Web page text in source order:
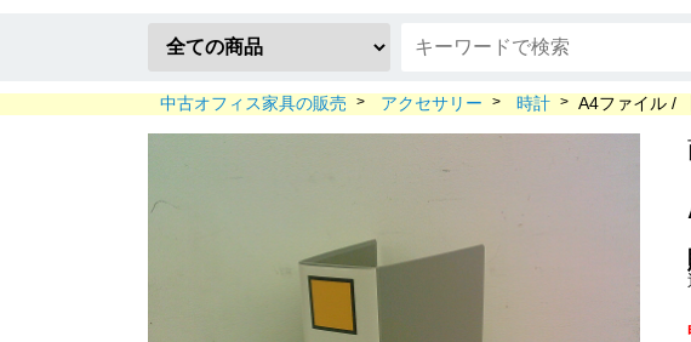
中古オフィス家具の販売 > アクセサリー > 時計 > A4ファイル /